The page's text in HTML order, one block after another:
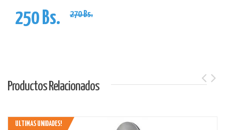
250 Bs. 270 Bs.
Productos Relacionados
ULTIMAS UNIDADES!